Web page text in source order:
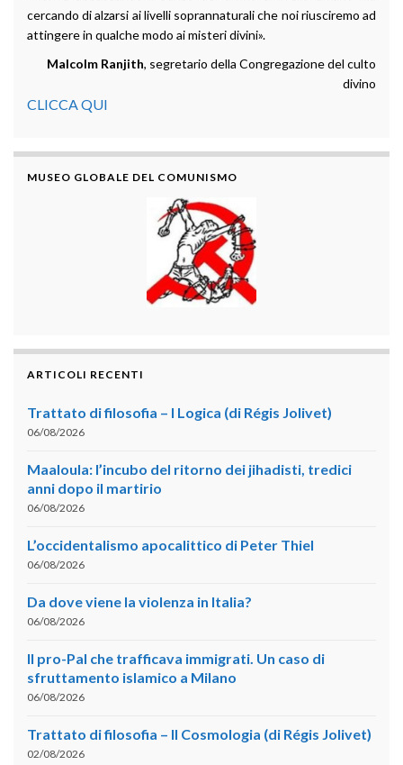
cercando di alzarsi ai livelli soprannaturali che noi riusciremo ad
attingere in qualche modo ai misteri divini».
Malcolm Ranjith, segretario della Congregazione del culto
divino
CLICCA QUI
MUSEO GLOBALE DEL COMUNISMO
ARTICOLI RECENTI
Trattato di filosofia – I Logica (di Régis Jolivet)
06/08/2026
Maaloula: l’incubo del ritorno dei jihadisti, tredici
anni dopo il martirio
06/08/2026
L’occidentalismo apocalittico di Peter Thiel
06/08/2026
Da dove viene la violenza in Italia?
06/08/2026
Il pro-Pal che trafficava immigrati. Un caso di
sfruttamento islamico a Milano
06/08/2026
Trattato di filosofia – II Cosmologia (di Régis Jolivet)
02/08/2026